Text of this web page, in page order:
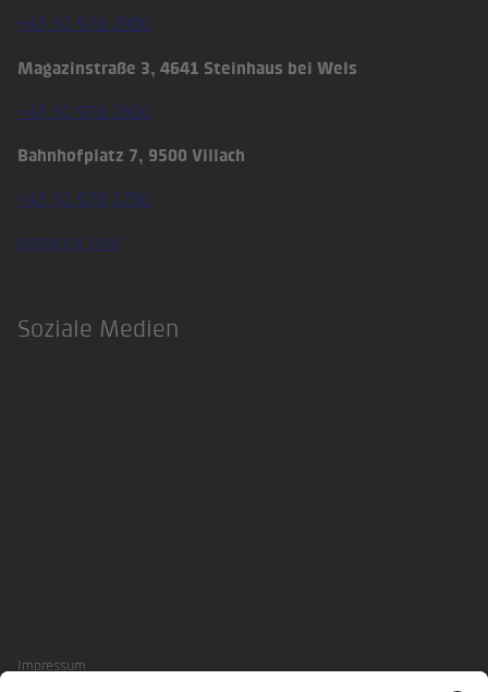
+43 50 978 2900
Magazinstraße 3, 4641 Steinhaus bei Wels
+43 50 978 2600
Bahnhofplatz 7, 9500 Villach
+43 50 978 2700
Integrity Line
Soziale Medien
Impressum